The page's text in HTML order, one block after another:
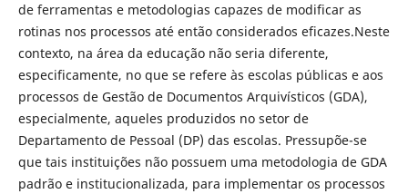
de ferramentas e metodologias capazes de modificar as
rotinas nos processos até então considerados eficazes.Neste
contexto, na área da educação não seria diferente,
especificamente, no que se refere às escolas públicas e aos
processos de Gestão de Documentos Arquivísticos (GDA),
especialmente, aqueles produzidos no setor de
Departamento de Pessoal (DP) das escolas. Pressupõe-se
que tais instituições não possuem uma metodologia de GDA
padrão e institucionalizada, para implementar os processos